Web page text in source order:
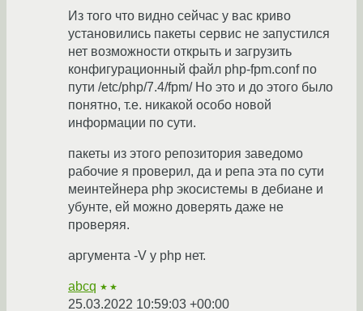
Из того что видно сейчас у вас криво
установились пакеты сервис не запустился
нет возможности открыть и загрузить
конфигурационный файл php-fpm.conf по
пути /etc/php/7.4/fpm/ Но это и до этого было
понятно, т.е. никакой особо новой
информации по сути.
пакеты из этого репозитория заведомо
рабочие я проверил, да и репа эта по сути
меинтейнера php экосистемы в дебиане и
убунте, ей можно доверять даже не
проверяя.
аргумента -V у php нет.
abcq ★★
25.03.2022 10:59:03 +00:00